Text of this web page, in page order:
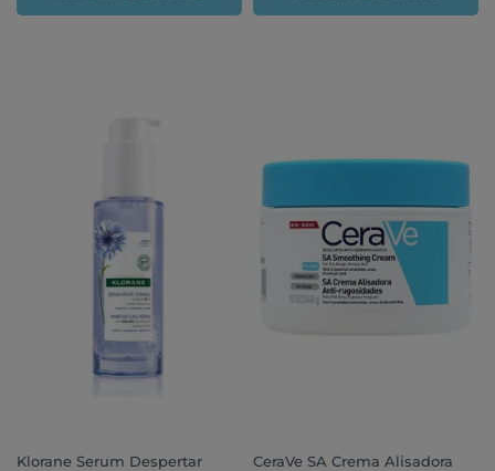
Klorane Serum Despertar
CeraVe SA Crema Alisadora